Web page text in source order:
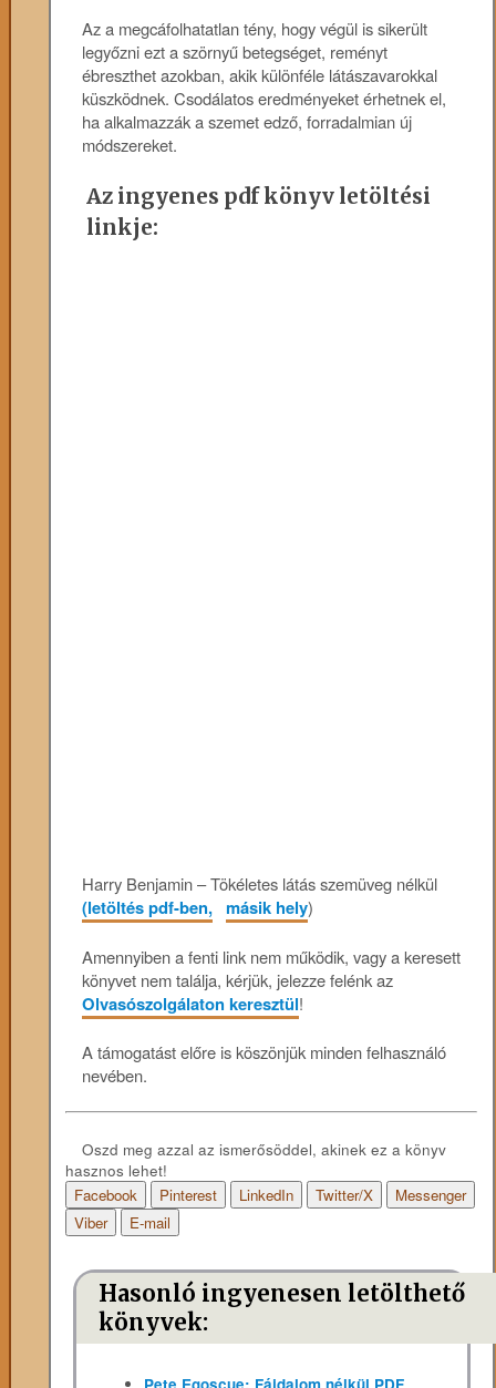
Az a megcáfolhatatlan tény, hogy végül is sikerült
legyőzni ezt a szörnyű betegséget, reményt
ébreszthet azokban, akik különféle látászavarokkal
küszködnek. Csodálatos eredményeket érhetnek el,
ha alkalmazzák a szemet edző, forradalmian új
módszereket.
Az ingyenes pdf könyv letöltési
linkje:
Harry Benjamin – Tökéletes látás szemüveg nélkül
(letöltés pdf-ben, másik hely)
Amennyiben a fenti link nem működik, vagy a keresett
könyvet nem találja, kérjük, jelezze felénk az
Olvasószolgálaton keresztül!
A támogatást előre is köszönjük minden felhasználó
nevében.
Oszd meg azzal az ismerősöddel, akinek ez a könyv
hasznos lehet!
Facebook
Pinterest LinkedIn Twitter/X
Messenger
Viber
E-mail
Hasonló ingyenesen letölthető
könyvek: